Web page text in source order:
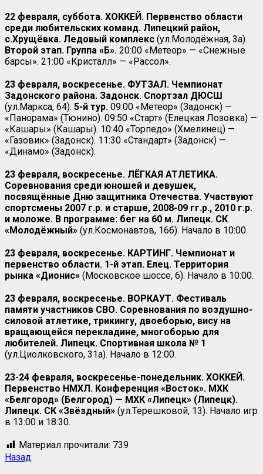
22 февраля, суббота. ХОККЕЙ. Первенство области
среди любительских команд. Липецкий район,
с.Хрущёвка. Ледовый комплекс (ул.Молодёжная, 3а).
Второй этап. Группа «Б». 20:00 «Метеор» — «Снежные
барсы». 21:00 «Кристалл» — «Рассол».
23 февраля, воскресенье. ФУТЗАЛ. Чемпионат
Задонского района. Задонск. Спортзал ДЮСШ
(ул.Маркса, 64). 5-й тур. 09:00 «Метеор» (Задонск) —
«Панорама» (Тюнино). 09:50 «Старт» (Елецкая Лозовка) —
«Кашары» (Кашары). 10:40 «Торпедо» (Хмелинец) —
«Газовик» (Задонск). 11:30 «Стандарт» (Задонск) —
«Динамо» (Задонск).
23 февраля, воскресенье. ЛЁГКАЯ АТЛЕТИКА.
Соревнования среди юношей и девушек,
посвящённые Дню защитника Отечества. Участвуют
спортсмены 2007 г.р. и старше, 2008-09 гг.р., 2010 г.р.
и моложе. В программе: бег на 60 м. Липецк. СК
«Молодёжный» (ул.Космонавтов, 16б). Начало в 10:00.
23 февраля, воскресенье. КАРТИНГ. Чемпионат и
первенство области. 1-й этап. Елец. Территория
рынка «Дионис» (Московское шоссе, 6). Начало в 10:00.
23 февраля, воскресенье. ВОРКАУТ. Фестиваль
памяти участников СВО. Соревнования по воздушно-
силовой атлетике, трикингу, двоеборью, вису на
вращающейся перекладине, многоборью для
любителей. Липецк. Спортивная школа № 1
(ул.Циолковского, 31а). Начало в 12:00.
23-24 февраля, воскресенье-понедельник. ХОККЕЙ.
Первенство НМХЛ. Конференция «Восток». МХК
«Белгород» (Белгород) — МХК «Липецк» (Липецк).
Липецк. СК «Звёздный» (ул.Терешковой, 13). Начало игр
в 13:00 и 18:30.
Материал прочитали: 739
Назад